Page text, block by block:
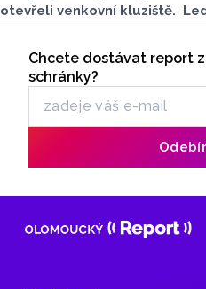
otevřeli venkovní kluziště.
i ostřílené matadory? Jak
a chodí bruslit i někam jinam?
Report zeptal přímo na ledě.
Odběr
Chcete dostávat report
schránky?